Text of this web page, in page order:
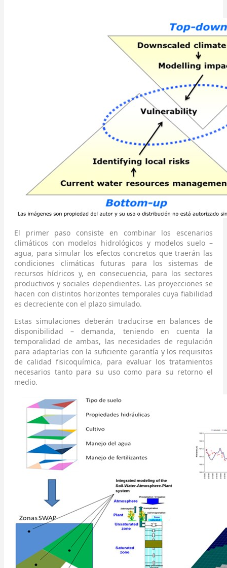
El primer paso consiste en combinar los escenarios
climáticos con modelos hidrológicos y modelos suelo –
agua, para simular los efectos concretos que traerán las
condiciones climáticas futuras para los sistemas de
recursos hídricos y, en consecuencia, para los sectores
productivos y sociales dependientes. Las proyecciones se
hacen con distintos horizontes temporales cuya fiabilidad
es decreciente con el plazo simulado.
Estas simulaciones deberán traducirse en balances de
disponibilidad – demanda, teniendo en cuenta la
temporalidad de ambas, las necesidades de regulación
para adaptarlas con la suficiente garantía y los requisitos
de calidad fisicoquímica, para evaluar los tratamientos
necesarios tanto para su uso como para su retorno el
medio.